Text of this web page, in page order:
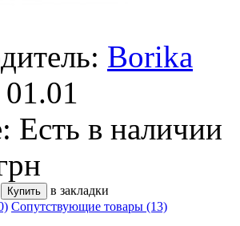
Borika
01.01
Есть в наличии
в закладки
Сопутствующие товары (13)